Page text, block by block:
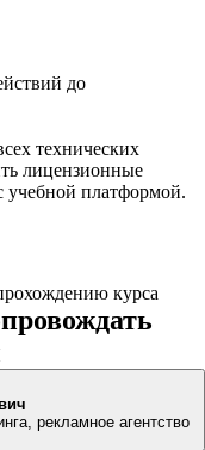
до
технических
лицензионные
учебной платформой.
курса
рекламное агентство